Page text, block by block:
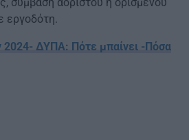
εργοδότη.
ΔΥΠΑ: Πότε μπαίνει -Πόσα